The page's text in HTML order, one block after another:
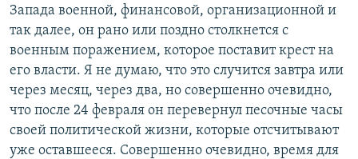
Запада военной, финансовой, организационной и
так далее, он рано или поздно столкнется с
военным поражением, которое поставит крест на
его власти. Я не думаю, что это случится завтра или
через месяц, через два, но совершенно очевидно,
что после 24 февраля он перевернул песочные часы
своей политической жизни, которые отсчитывают
уже оставшееся. Совершенно очевидно, время для